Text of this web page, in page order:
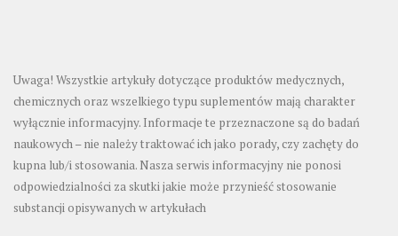
Uwaga! Wszystkie artykuły dotyczące produktów medycznych,
chemicznych oraz wszelkiego typu suplementów mają charakter
wyłącznie informacyjny. Informacje te przeznaczone są do badań
naukowych – nie należy traktować ich jako porady, czy zachęty do
kupna lub/i stosowania. Nasza serwis informacyjny nie ponosi
odpowiedzialności za skutki jakie może przynieść stosowanie
substancji opisywanych w artykułach